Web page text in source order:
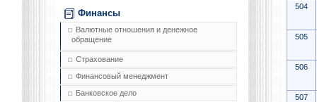
Финансы
Валютные отношения и денежное
обращение
Страхование
Финансовый менеджмент
Банковское дело
504
505
506
507